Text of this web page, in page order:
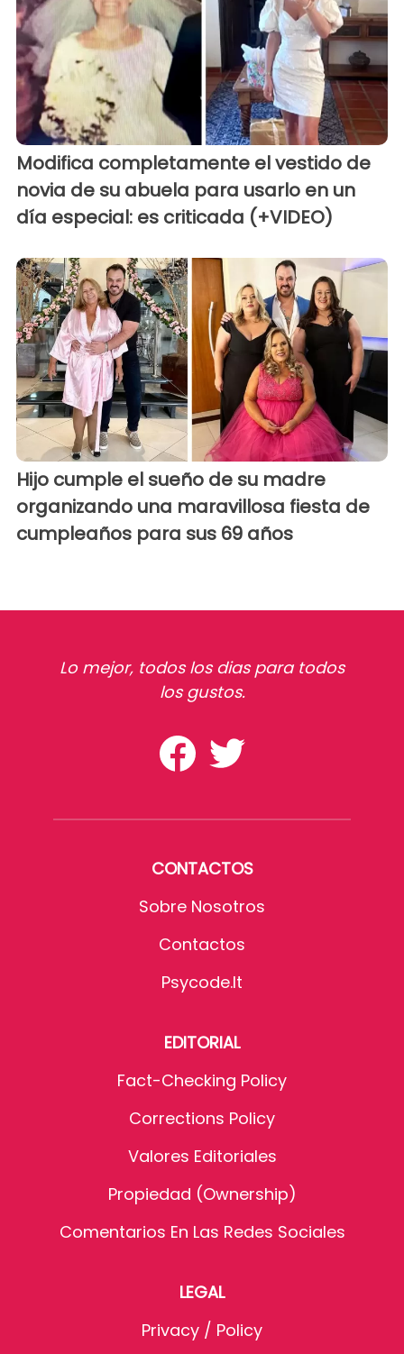
Modifica completamente el vestido de
novia de su abuela para usarlo en un
día especial: es criticada (+VIDEO)
Hijo cumple el sueño de su madre
organizando una maravillosa fiesta de
cumpleaños para sus 69 años
Lo mejor, todos los dias para todos
los gustos.
CONTACTOS
Sobre Nosotros
Contactos
Psycode.it
EDITORIAL
Fact-Checking Policy
Corrections Policy
Valores Editoriales
Propiedad (Ownership)
Comentarios En Las Redes Sociales
LEGAL
Privacy / Policy